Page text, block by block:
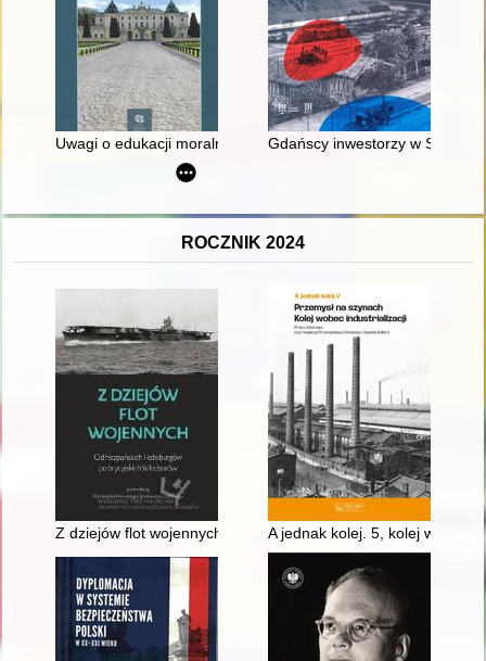
Uwagi o edukacji moralnej synów szlacheckich w XVI-
Gdańscy inwestorzy w
ROCZNIK 2024
Z dziejów flot wojennych : od hiszpańskich Habsburgów po
A jednak kolej. 5, kolej wobec